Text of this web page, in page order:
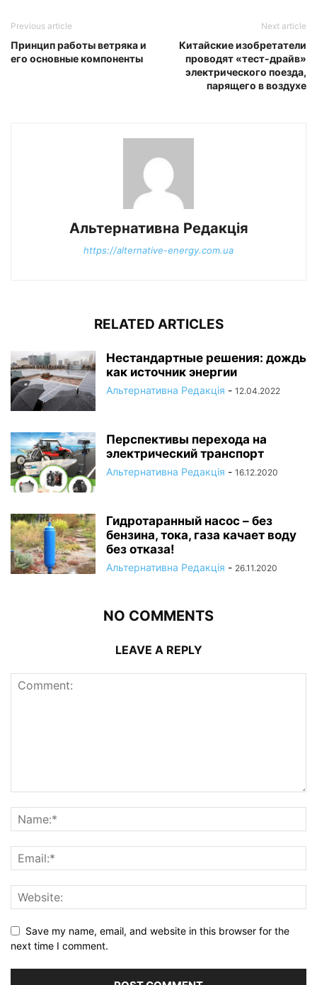
Previous article
Принцип работы ветряка и
его основные компоненты
Next article
Китайские изобретатели
проводят «тест-драйв»
электрического поезда,
парящего в воздухе
Альтернативна Редакція
https://alternative-energy.com.ua
RELATED ARTICLES
Нестандартные решения: дождь
как источник энергии
Альтернативна Редакція - 12.04.2022
Перспективы перехода на
электрический транспорт
Альтернативна Редакція - 16.12.2020
Гидротаранный насос – без
бензина, тока, газа качает воду
без отказа!
Альтернативна Редакція - 26.11.2020
NO COMMENTS
LEAVE A REPLY
Save my name, email, and website in this browser for the
next time I comment.